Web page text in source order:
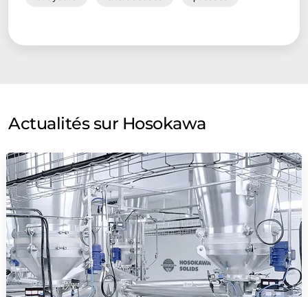
Actualités sur Hosokawa